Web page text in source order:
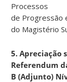
Processos
de Progressão
do Magistério
5. Apreciação
Referendum
B (Adjunto)